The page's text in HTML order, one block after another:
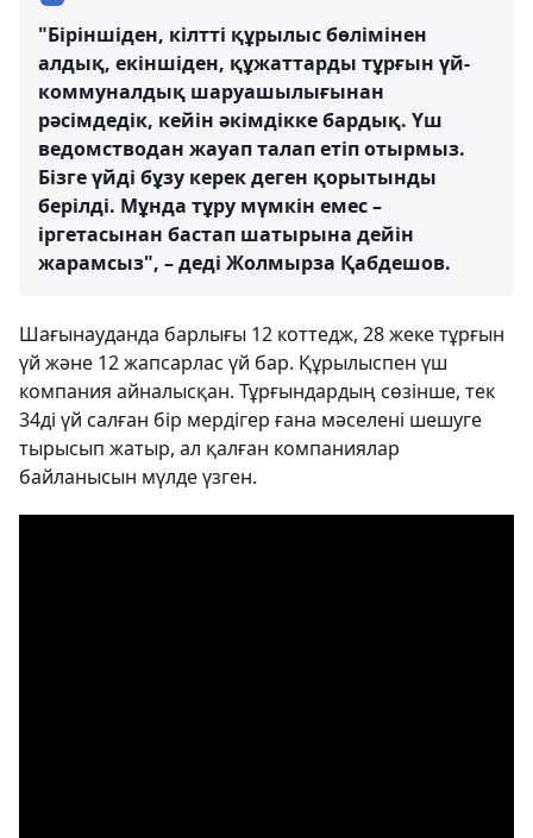
"Біріншіден, кілтті құрылыс бөлімінен
алдық, екіншіден, құжаттарды тұрғын үй-
коммуналдық шаруашылығынан
рәсімдедік, кейін әкімдікке бардық. Үш
ведомстводан жауап талап етіп отырмыз.
Бізге үйді бұзу керек деген қорытынды
берілді. Мұнда тұру мүмкін емес –
іргетасынан бастап шатырына дейін
жарамсыз", – деді Жолмырза Қабдешов.
Шағынауданда барлығы 12 коттедж, 28 жеке тұрғын
үй және 12 жапсарлас үй бар. Құрылыспен үш
компания айналысқан. Тұрғындардың сөзінше, тек
34ді үй салған бір мердігер ғана мәселені шешуге
тырысып жатыр, ал қалған компаниялар
байланысын мүлде үзген.